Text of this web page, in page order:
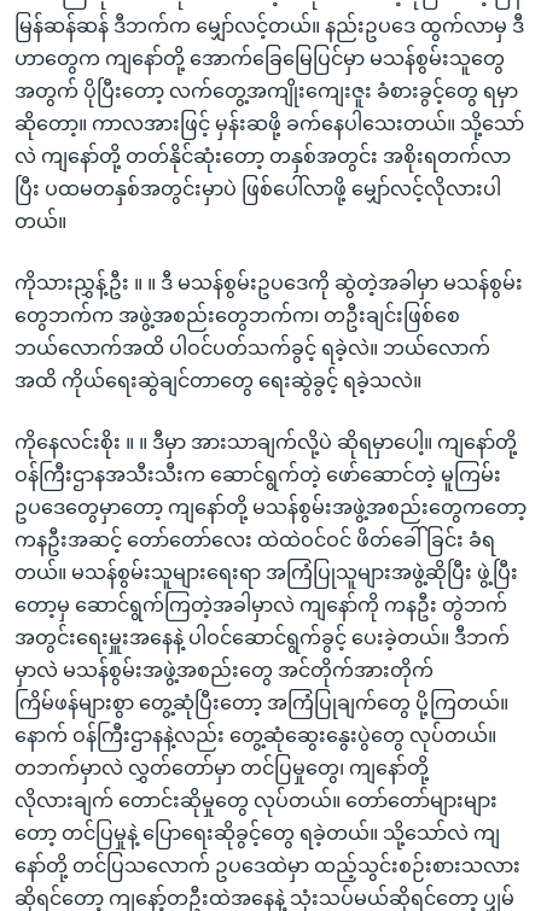
မြန်ဆန်ဆန် ဒီဘက်က မျှော်လင့်တယ်။ နည်းဥပဒေ ထွက်လာမှ ဒီ
ဟာတွေက ကျနော်တို့ အောက်ခြေမြေပြင်မှာ မသန်စွမ်းသူတွေ
အတွက် ပိုပြီးတော့ လက်တွေ့အကျိုးကျေးဇူး ခံစားခွင့်တွေ ရမှာ
ဆိုတော့။ ကာလအားဖြင့် မှန်းဆဖို့ ခက်နေပါသေးတယ်။ သို့သော်
လဲ ကျနော်တို့ တတ်နိုင်ဆုံးတော့ တနှစ်အတွင်း အစိုးရတက်လာ
ပြီး ပထမတနှစ်အတွင်းမှာပဲ ဖြစ်ပေါ်လာဖို့ မျှော်လင့်လိုလားပါ
တယ်။
ကိုသားညွှန့်ဦး ။ ။ ဒီ မသန်စွမ်းဥပဒေကို ဆွဲတဲ့အခါမှာ မသန်စွမ်း
တွေဘက်က အဖွဲ့အစည်းတွေဘက်က၊ တဦးချင်းဖြစ်စေ
ဘယ်လောက်အထိ ပါဝင်ပတ်သက်ခွင့် ရခဲ့လဲ။ ဘယ်လောက်
အထိ ကိုယ်ရေးဆွဲချင်တာတွေ ရေးဆွဲခွင့် ရခဲ့သလဲ။
ကိုနေလင်းစိုး ။ ။ ဒီမှာ အားသာချက်လို့ပဲ ဆိုရမှာပေါ့။ ကျနော်တို့
ဝန်ကြီးဌာနအသီးသီးက ဆောင်ရွက်တဲ့ ဖော်ဆောင်တဲ့ မူကြမ်း
ဥပဒေတွေမှာတော့ ကျနော်တို့ မသန်စွမ်းအဖွဲ့အစည်းတွေကတော့
ကနဦးအဆင့် တော်တော်လေး ထဲထဲဝင်ဝင် ဖိတ်ခေါ်ခြင်း ခံရ
တယ်။ မသန်စွမ်းသူများရေးရာ အကြံပြုသူများအဖွဲ့ဆိုပြီး ဖွဲ့ပြီး
တော့မှ ဆောင်ရွက်ကြတဲ့အခါမှာလဲ ကျနော်ကို ကနဦး တွဲဘက်
အတွင်းရေးမှူးအနေနဲ့ ပါဝင်ဆောင်ရွက်ခွင့် ပေးခဲ့တယ်။ ဒီဘက်
မှာလဲ မသန်စွမ်းအဖွဲ့အစည်းတွေ အင်တိုက်အားတိုက်
ကြိမ်ဖန်များစွာ တွေ့ဆုံပြီးတော့ အကြံပြုချက်တွေ ပို့ကြတယ်။
နောက် ဝန်ကြီးဌာနနဲ့လည်း တွေ့ဆုံဆွေးနွေးပွဲတွေ လုပ်တယ်။
တဘက်မှာလဲ လွှတ်တော်မှာ တင်ပြမှုတွေ၊ ကျနော်တို့
လိုလားချက် တောင်းဆိုမှုတွေ လုပ်တယ်။ တော်တော်များများ
တော့ တင်ပြမှုနဲ့ ပြောရေးဆိုခွင့်တွေ ရခဲ့တယ်။ သို့သော်လဲ ကျ
နော်တို့ တင်ပြသလောက် ဥပဒေထဲမှာ ထည့်သွင်းစဉ်းစားသလား
ဆိုရင်တော့ ကျနော့်တဦးထဲအနေနဲ့ သုံးသပ်မယ်ဆိုရင်တော့ ပျှမ်